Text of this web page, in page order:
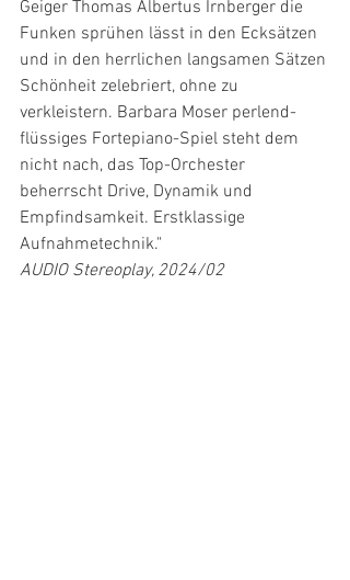
Geiger Thomas Albertus Irnberger die
Funken sprühen lässt in den Ecksätzen
und in den herrlichen langsamen Sätzen
Schönheit zelebriert, ohne zu
verkleistern. Barbara Moser perlend-
flüssiges Fortepiano-Spiel steht dem
nicht nach, das Top-Orchester
beherrscht Drive, Dynamik und
Empfindsamkeit. Erstklassige
Aufnahmetechnik."
AUDIO Stereoplay, 2024/02